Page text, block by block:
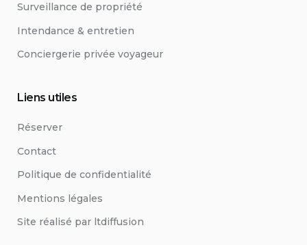
Surveillance de propriété
Intendance & entretien
Conciergerie privée voyageur
Liens utiles
Réserver
Contact
Politique de confidentialité
Mentions légales
Site réalisé par ltdiffusion